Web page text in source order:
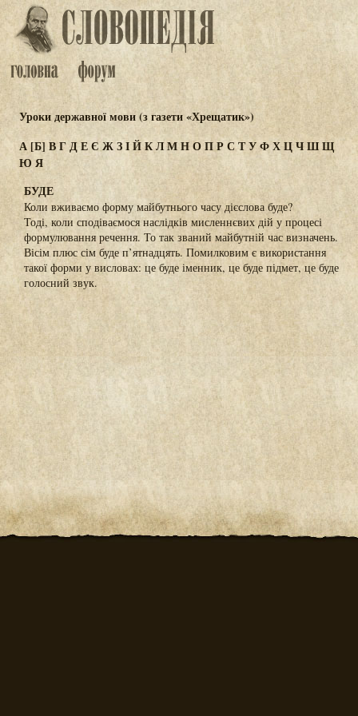
Уроки державної мови (з газети «Хрещатик»)
А[Б] ВГДЕЄ ЖЗІЙКЛМНОПРСТУФХЦЧШЩ
Ю Я
БУДЕ
Коли вживаємо форму майбутнього часу дієслова буде?
Тоді, коли сподіваємося наслідків мисленнєвих дій у процесі
формулювання речення. То так званий майбутній час визначень.
Вісім плюс сім буде п’ятнадцять. Помилковим є використання
такої форми у висловах: це буде іменник, це буде підмет, це буде
голосний звук.